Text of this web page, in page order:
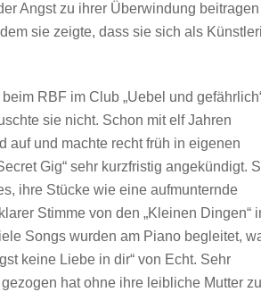
Angst zu ihrer Überwindung beitragen
sie zeigte, dass sie sich als
RBF im Club „Uebel und
sie nicht. Schon mit elf Jahren
auf und machte recht früh in eigenen
Gig“ sehr kurzfristig angekündigt.
ihre Stücke wie eine aufmunternde
Stimme von den „Kleinen Dingen“
Songs wurden am Piano begleitet,
keine Liebe in dir“ von Echt. Sehr
hat ohne ihre leibliche Mutter zu